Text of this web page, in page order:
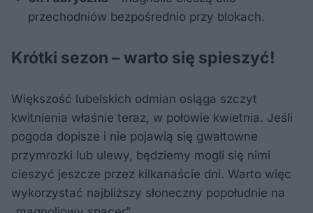
przechodniów bezpośrednio przy blokach.
Krótki sezon – warto się spieszyć!
Większość lubelskich odmian osiąga szczyt
kwitnienia właśnie teraz, w połowie kwietnia. Jeśli
pogoda dopisze i nie pojawią się gwałtowne
przymrozki lub ulewy, będziemy mogli się nimi
cieszyć jeszcze przez kilkanaście dni. Warto więc
wykorzystać najbliższy słoneczny popołudnie na